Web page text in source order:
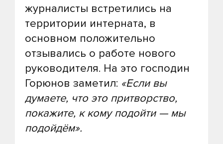
журналисты встретились на
территории интерната, в
основном положительно
отзывались о работе нового
руководителя. На это господин
Горюнов заметил: «Если вы
думаете, что это притворство,
покажите, к кому подойти — мы
подойдём».